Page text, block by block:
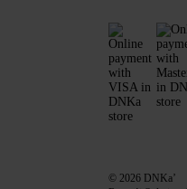
© 2026 DNKa’